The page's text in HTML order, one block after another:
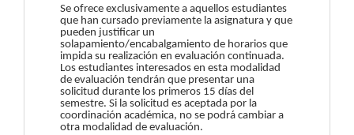
Se ofrece exclusivamente a aquellos estudiantes
que han cursado previamente la asignatura y que
pueden justificar un
solapamiento/encabalgamiento de horarios que
impida su realización en evaluación continuada.
Los estudiantes interesados en esta modalidad
de evaluación tendrán que presentar una
solicitud durante los primeros 15 días del
semestre. Si la solicitud es aceptada por la
coordinación académica, no se podrá cambiar a
otra modalidad de evaluación.